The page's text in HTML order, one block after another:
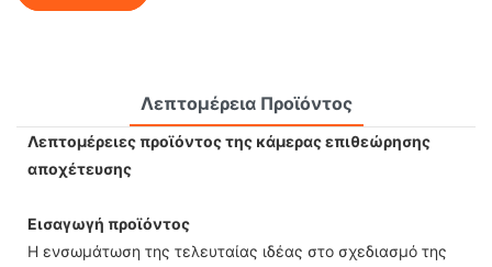
Λεπτομέρεια Προϊόντος
Λεπτομέρειες προϊόντος της κάμερας επιθεώρησης
αποχέτευσης
Εισαγωγή προϊόντος
Η ενσωμάτωση της τελευταίας ιδέας στο σχεδιασμό της